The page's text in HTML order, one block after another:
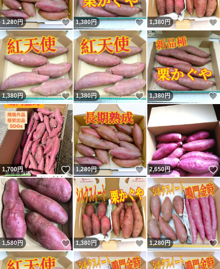
1,280円 いいね！
1,380円 いいね！
1,380円
1,380円 いいね！
1,380円 いいね！
1,380円
1,700円 いいね！
1,280円 いいね！
2,650円
1,580円 いいね！
1,380円 いいね！
1,280円